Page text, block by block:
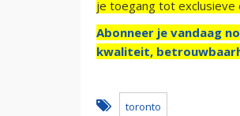
je toegang tot
Abonneer je vandaag
kwaliteit,
toronto